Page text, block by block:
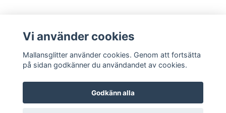
Vi använder cookies
Mallansglitter använder cookies. Genom att fortsätta
på sidan godkänner du användandet av cookies.
Godkänn alla